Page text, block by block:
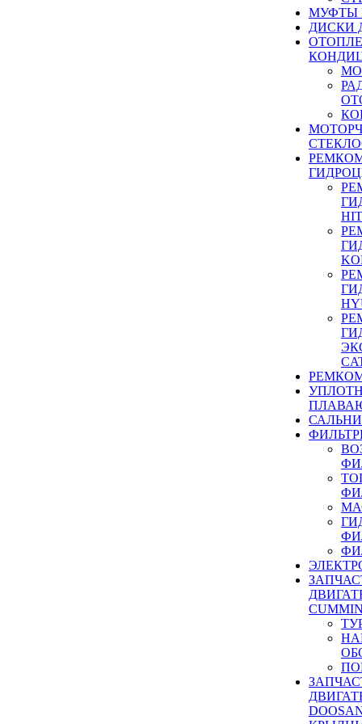
МУФТЫ
ДИСКИ